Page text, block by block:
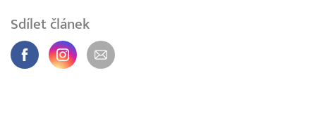
Sdílet článek